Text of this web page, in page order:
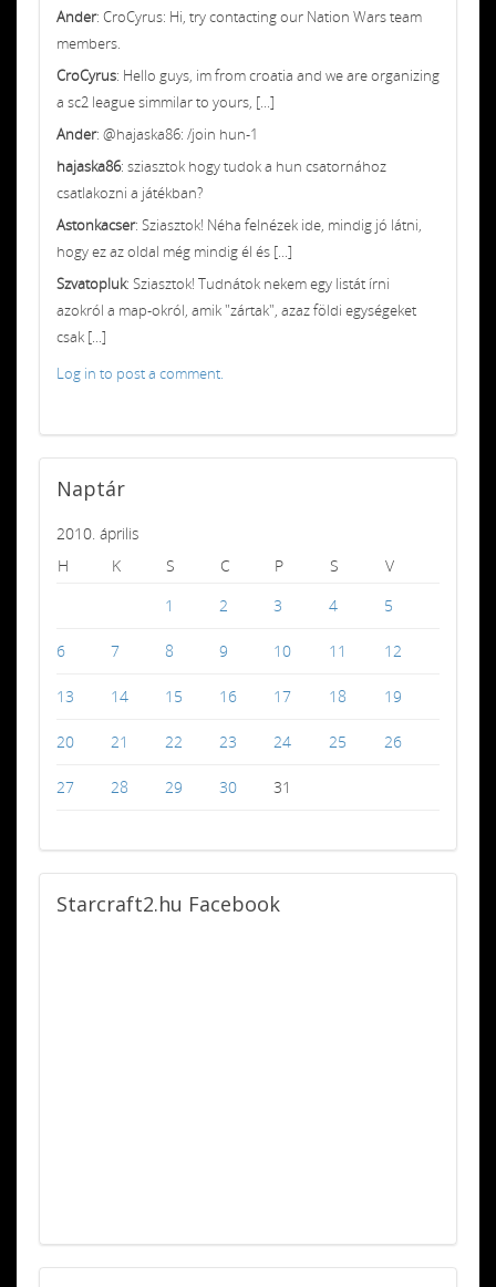
Ander: CroCyrus: Hi, try contacting our Nation Wars team
members.
CroCyrus: Hello guys, im from croatia and we are organizing
a sc2 league simmilar to yours, [...]
Ander: @hajaska86: /join hun-1
hajaska86: sziasztok hogy tudok a hun csatornához
csatlakozni a játékban?
Astonkacser: Sziasztok! Néha felnézek ide, mindig jó látni,
hogy ez az oldal még mindig él és [...]
Szvatopluk: Sziasztok! Tudnátok nekem egy listát írni
azokról a map-okról, amik "zártak", azaz földi egységeket
csak [...]
Log in to post a comment.
Naptár
2010. április
H
K S C P S
V
1
2 3 4 5
6 7 8 9 10 11 12
13 14 15 16 17 18 19
20 21 22 23 24 25 26
27 28 29 30 31
Starcraft2.hu Facebook